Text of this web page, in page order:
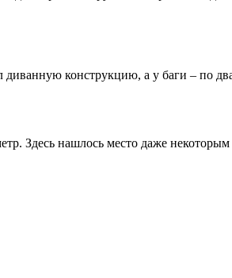
конструкцию, а у баги – по
Здесь нашлось место даже некоторым